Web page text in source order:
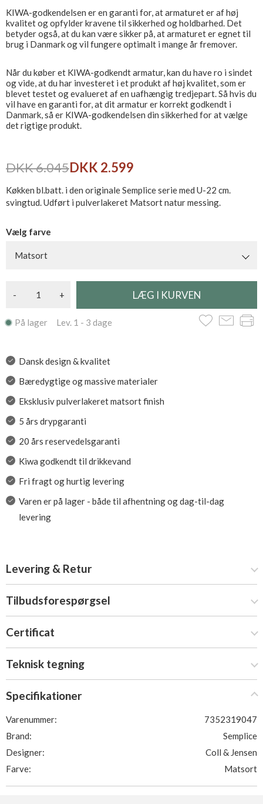
KIWA-godkendelsen er en garanti for, at armaturet er af høj
kvalitet og opfylder kravene til sikkerhed og holdbarhed. Det
betyder også, at du kan være sikker på, at armaturet er egnet til
brug i Danmark og vil fungere optimalt i mange år fremover.
Når du køber et KIWA-godkendt armatur, kan du have ro i sindet
og vide, at du har investeret i et produkt af høj kvalitet, som er
blevet testet og evalueret af en uafhængig tredjepart. Så hvis du
vil have en garanti for, at dit armatur er korrekt godkendt i
Danmark, så er KIWA-godkendelsen din sikkerhed for at vælge
det rigtige produkt.
DKK 6.045DKK 2.599
Køkken bl.batt. i den originale Semplice serie med U-22 cm.
svingtud. Udført i pulverlakeret Matsort natur messing.
Vælg farve
Matsort
- +
På lager Lev. 1 - 3 dage
Dansk design & kvalitet
Bæredygtige og massive materialer
Eksklusiv pulverlakeret matsort finish
5 års drypgaranti
20 års reservedelsgaranti
Kiwa godkendt til drikkevand
Fri fragt og hurtig levering
Varen er på lager - både til afhentning og dag-til-dag
levering
Levering & Retur
Tilbudsforespørgsel
Certificat
Teknisk tegning
Specifikationer
Varenummer:
7352319047
Brand:
Semplice
Designer:
Coll & Jensen
Farve:
Matsort